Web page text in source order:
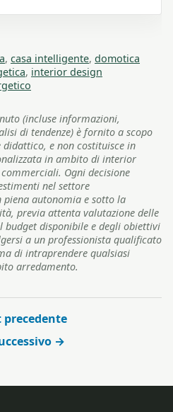
, casa intelligente, domotica
, interior design
(incluse informazioni,
di tendenze) è fornito a scopo
e non costituisce in
in ambito di interior
Ogni decisione
nel settore
piena autonomia e sotto la
previa attenta valutazione delle
budget disponibile e degli obiettivi
a un professionista qualificato
di intraprendere qualsiasi
arredamento.
precedente
→